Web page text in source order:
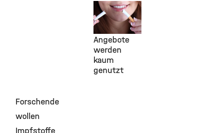
19. Mai 2026
Rauchstopp:
Digitale
Angebote
werden
kaum
genutzt
Forschende
wollen
Impfstoffe